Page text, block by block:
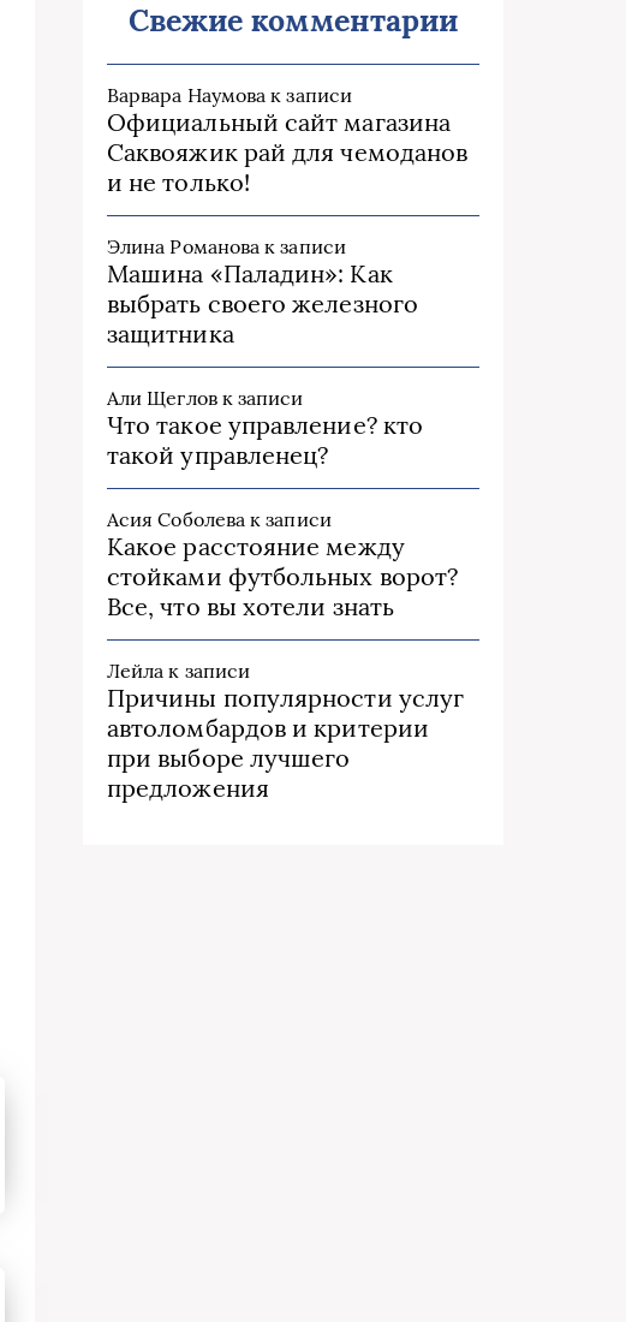
Свежие комментарии
Варвара Наумова к записи
Официальный сайт магазина
Саквояжик рай для чемоданов
и не только!
Элина Романова к записи
Машина «Паладин»: Как
выбрать своего железного
защитника
Али Щегловк записи
Что такое управление? кто
такой управленец?
Асия Соболева к записи
Какое расстояние между
стойками футбольных ворот?
Все, что вы хотели знать
Лейла к записи
Причины популярности услуг
автоломбардов и критерии
при выборе лучшего
предложения